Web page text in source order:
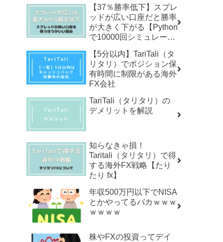
【37％勝率低下】スプレ
ッドが広い口座だと勝率
が大きく下がる【Python
で10000回シミュレーシ
【5分以内】TariTali（タ
リタリ）でポジション保
有時間に制限がある海外
FX会社
TariTali（タリタリ）の
デメリットを解説
知らなきゃ損！
Taritali（タリタリ）で得
する海外FX戦略【たり
たり fx】
年収500万円以下でNISA
とかやってるバカｗｗｗ
ｗｗｗｗ
株やFXの投資ってデイ